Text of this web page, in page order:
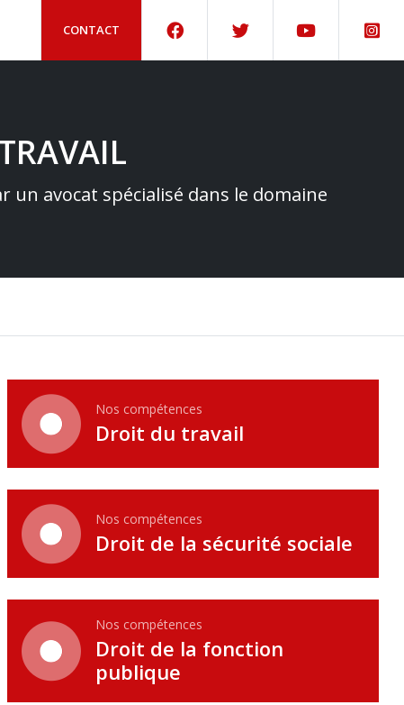
CONTACT
avocat spécialisé dans le domaine
Nos compétences
Droit du travail
Nos compétences
Droit de la sécurité sociale
Nos compétences
Droit de la fonction
publique